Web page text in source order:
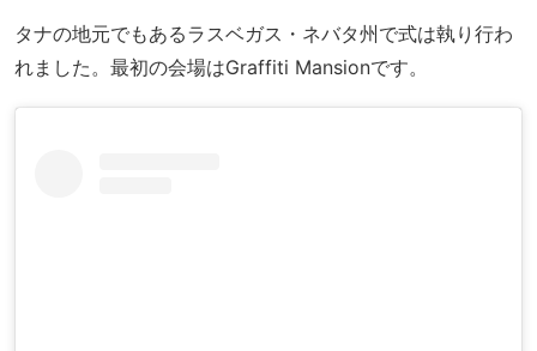
タナの地元でもあるラスベガス・ネバタ州で式は執り行わ
れました。最初の会場はGraffiti Mansionです。